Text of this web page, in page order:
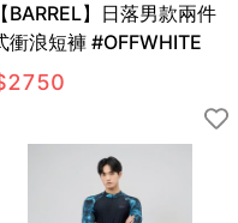
【BARREL】日落男款兩件
衝浪短褲 #OFFWHITE
2750